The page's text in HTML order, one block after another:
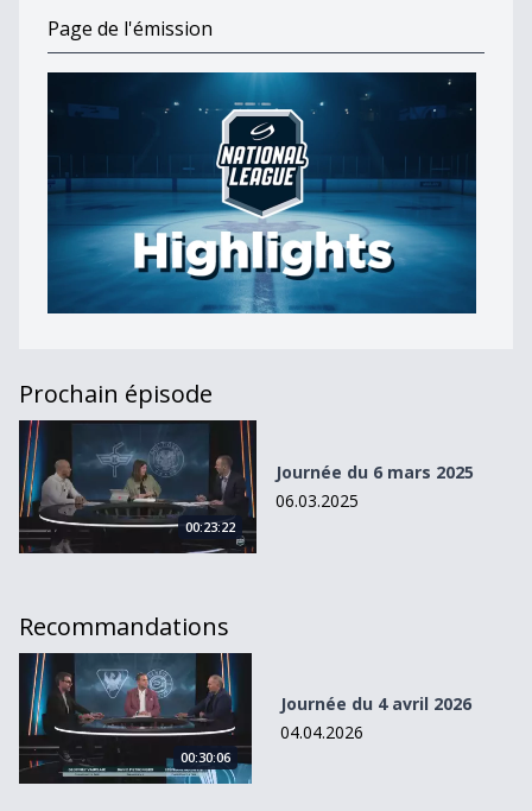
Page de l'émission
Prochain épisode
Journée du 6 mars 2025
00:23:22
Journée du 6 mars 2025
06.03.2025
Recommandations
Journée du 4 avril 2026
00:30:06
Journée du 4 avril 2026
04.04.2026